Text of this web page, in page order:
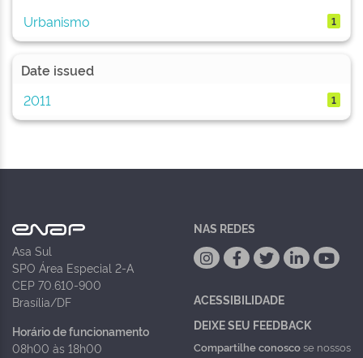
Urbanismo 1
Date issued
2011
1
Asa Sul
SPO Área Especial 2-A
CEP 70.610-900
Brasília/DF
Horário de funcionamento
08h00 às 18h00
NAS REDES
ACESSIBILIDADE
DEIXE SEU FEEDBACK
Compartilhe conoscose nossos